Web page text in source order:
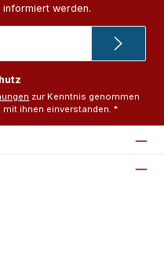
werden.
zur Kenntnis genommen
mit ihnen einverstanden. *